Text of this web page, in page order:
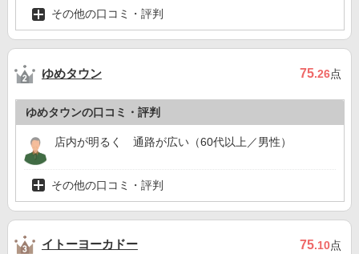
その他の口コミ・評判
ゆめタウン 75.26点
ゆめタウンの口コミ・評判
店内が明るく 通路が広い（60代以上／男性）
その他の口コミ・評判
イトーヨーカドー 75.10点